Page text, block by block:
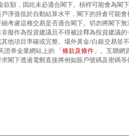
額，因此未必適合閣下。槓桿可能會為
淨值低於自動結算水平，閣下的持倉可能
考慮這種交易是否適合閣下。切勿將閣下
擬作為投資建議且不得被詮釋為投資建議
他項目準確或完整。場外黃金/白銀交易
證券金業網站上的 「條款及條件 」。互聯網
下透過電郵直接將例如賬戶號碼及密碼等